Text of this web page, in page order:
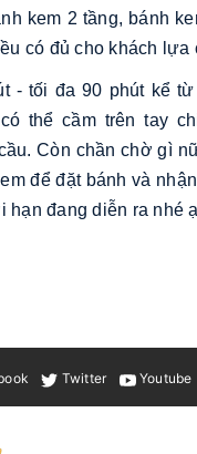
kem 2 tầng, bánh
có đủ cho khách lựa
- tối đa 90 phút kể
thể cầm trên tay
Còn chần chờ gì
để đặt bánh và
hạn đang diễn ra nhé
Twitter Youtube